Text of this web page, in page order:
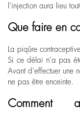
l’injection aura lieu
Que faire en
La piqûre
Si ce délai n’a pas
Avant d’effectuer une
ne pas être enceinte.
Comment